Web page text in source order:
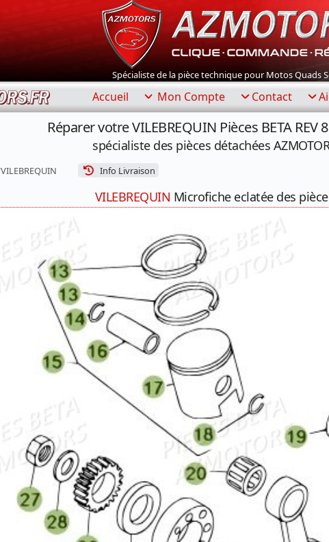
Spécialiste de la pièce technique pour Motos Quads
Accueil Mon Compte Contact
Réparer votre VILEBREQUIN Pièces BETA REV
spécialiste des pièces détachées
VILEBREQUIN Info Livraison
VILEBREQUIN Microfiche eclatée des